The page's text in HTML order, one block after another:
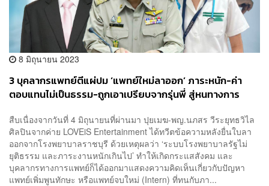
8 มิถุนายน 2023
3 บุคลากรแพทย์ตีแผ่ปม ‘แพทย์ใหม่ลาออก’ ภาระหนัก-ค่า
ตอบแทนไม่เป็นธรรม-ถูกเอาเปรียบจากรุ่นพี่ สู่หนทางการ
สืบเนื่องจากวันที่ 4 มิถุนายนที่ผ่านมา ปุยเมฆ-พญ.นภสร วีระยุทธวิไล
ศิลปินจากค่าย LOVEiS Entertainment ได้ทวีตข้อความหลังยื่นใบลา
ออกจากโรงพยาบาลราชบุรี ด้วยเหตุผลว่า ‘ระบบโรงพยาบาลรัฐไม่
ยุติธรรม และภาระงานหนักเกินไป’ ทำให้เกิดกระแสสังคม และ
บุคลากรทางการแพทย์ก็ได้ออกมาแสดงความคิดเห็นเกี่ยวกับปัญหา
แพทย์เพิ่มพูนทักษะ หรือแพทย์จบใหม่ (Intern) ที่ทนกับภา...